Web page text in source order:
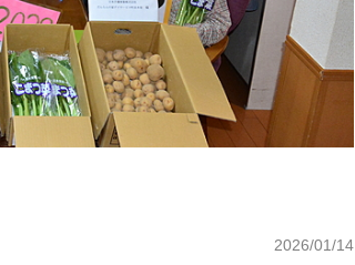
2026/01/14